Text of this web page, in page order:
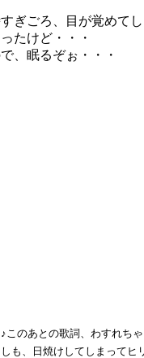
ぎごろ、目が覚めて
たけど・・・
、眠るぞぉ・・・
のあとの歌詞、わすれち
、日焼けしてしまってヒ